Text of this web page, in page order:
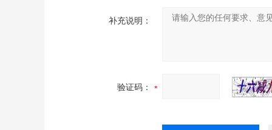
补充说明：
验证码：